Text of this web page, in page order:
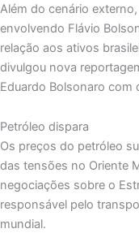
Além do cenário
envolvendo Flávio
relação aos ativos
divulgou nova
Eduardo Bolsonaro com
Petróleo dispara
Os preços do petróleo
das tensões no Oriente
negociações sobre o
responsável pelo
mundial.